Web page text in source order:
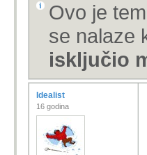
Ovo je
se nalaze
isključio
Idealist
16 godina